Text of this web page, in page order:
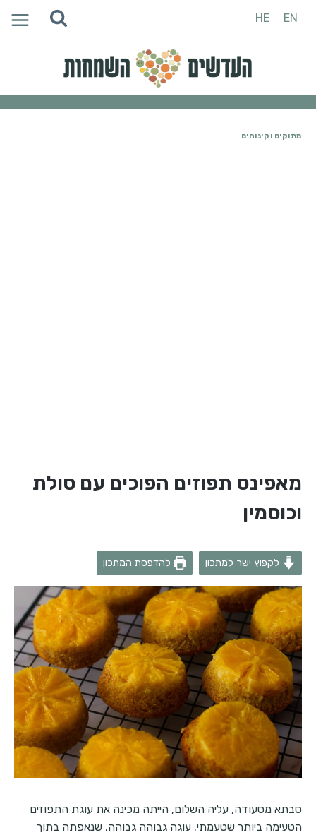
EN
HE
מתוקים וקינוחים
מאפינס תפוזים הפוכים עם סולת
וכוסמין
לקפוץ ישר למתכון להדפסת המתכון
סבתא מסעודה, עליה השלום, הייתה מכינה את עוגת התפוזים
הטעימה ביותר שטעמתי. עוגה גבוהה גבוהה, שנאפתה בתוך